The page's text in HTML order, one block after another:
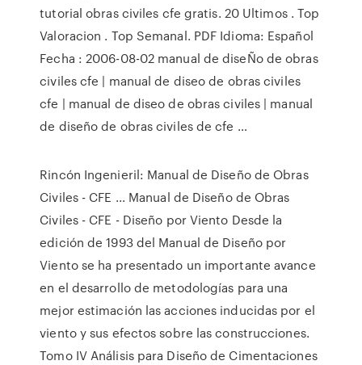
tutorial obras civiles cfe gratis. 20 Ultimos . Top
Valoracion . Top Semanal. PDF Idioma: Español
Fecha : 2006-08-02 manual de diseÑo de obras
civiles cfe | manual de diseo de obras civiles
cfe | manual de diseo de obras civiles | manual
de diseño de obras civiles de cfe …
Rincón Ingenieril: Manual de Diseño de Obras
Civiles - CFE ... Manual de Diseño de Obras
Civiles - CFE - Diseño por Viento Desde la
edición de 1993 del Manual de Diseño por
Viento se ha presentado un importante avance
en el desarrollo de metodologías para una
mejor estimación las acciones inducidas por el
viento y sus efectos sobre las construcciones.
Tomo IV Análisis para Diseño de Cimentaciones